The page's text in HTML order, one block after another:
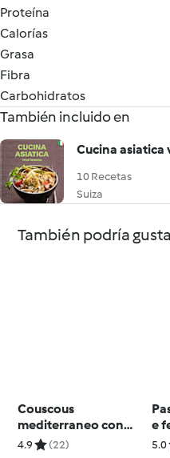
Proteína
Calorías
Grasa
Fibra
Carbohidratos
También incluido en
Cucina asiatica
10 Recetas
Suiza
También podría
Couscous
mediterraneo con
salsa allo yogurt
4.9 (22)
e
5.0